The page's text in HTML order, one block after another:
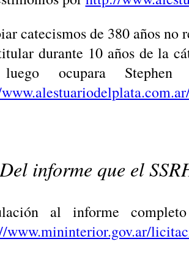
catecismos de 380 años no
durante 10 años de la
ocupara
informe que el
al informe
www.mininterior.gov.ar/